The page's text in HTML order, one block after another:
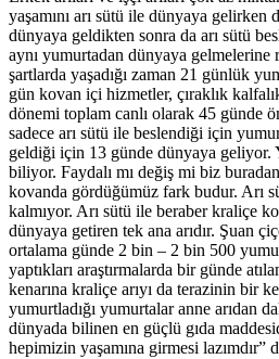
yaşamını arı sütü ile dünyaya gelirken
dünyaya geldikten sonra da arı sütü
aynı yumurtadan dünyaya gelmelerine
şartlarda yaşadığı zaman 21 günlük
gün kovan içi hizmetler, çıraklık
dönemi toplam canlı olarak 45 günde
sadece arı sütü ile beslendiği için
geldiği için 13 günde dünyaya geliyor.
biliyor. Faydalı mı değiş mi biz
kovanda gördüğümüz fark budur. Arı
kalmıyor. Arı sütü ile beraber kraliçe
dünyaya getiren tek ana arıdır. Şuan
ortalama günde 2 bin – 2 bin 500
yaptıkları araştırmalarda bir günde
kenarına kraliçe arıyı da terazinin bir
yumurtladığı yumurtalar anne arıdan
dünyada bilinen en güçlü gıda
hepimizin yaşamına girmesi lazımdır”